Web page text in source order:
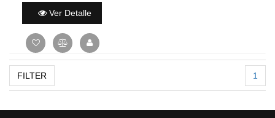
Ver Detalle
FILTER 1